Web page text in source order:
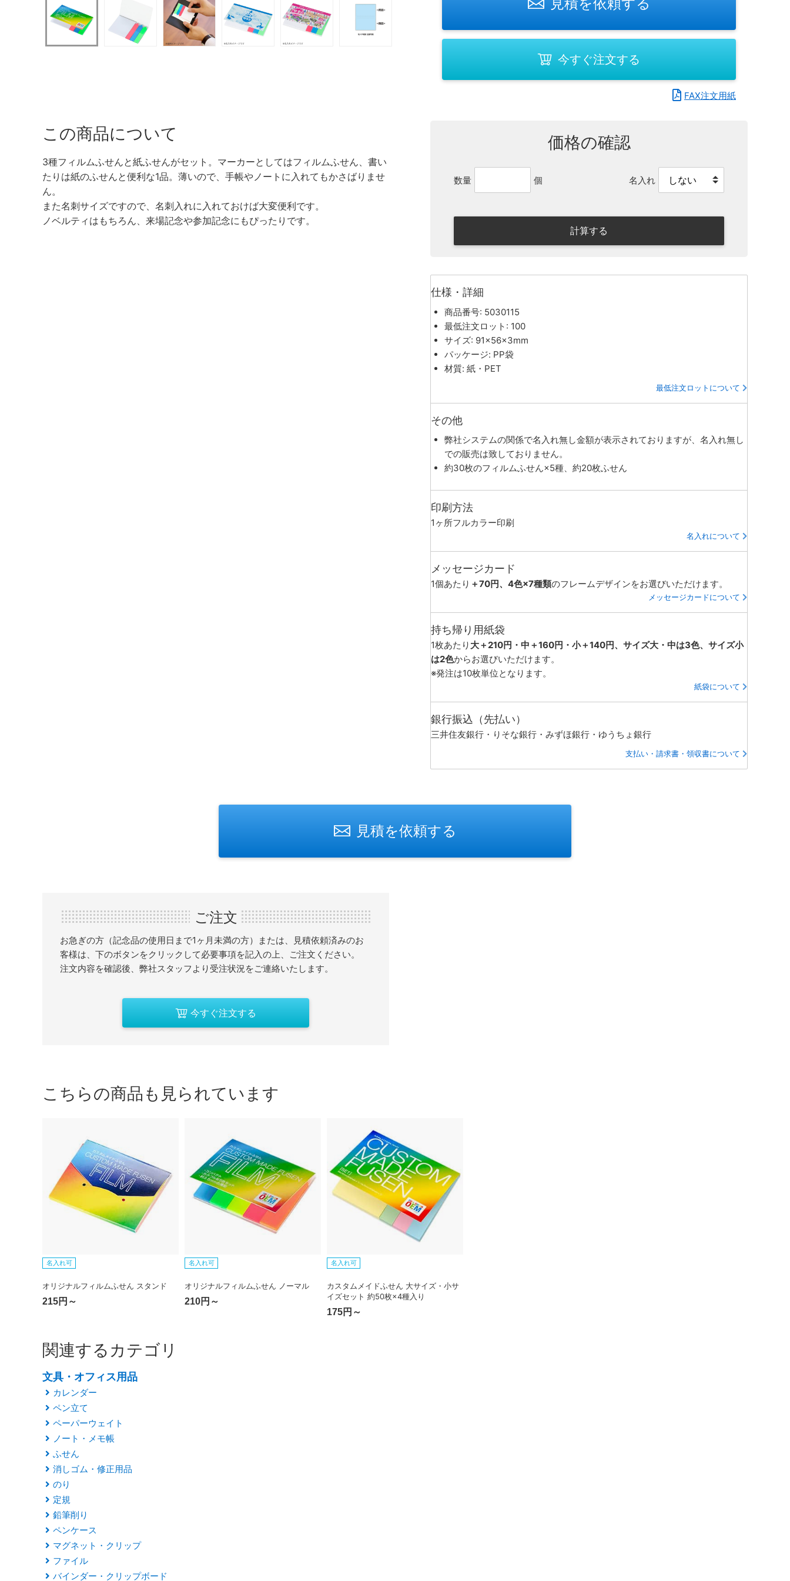
今すぐ注文する
FAX注文用紙
この商品について
3種フィルムふせんと紙ふせんがセット。マーカーとしてはフィルムふせん、書い
たりは紙のふせんと便利な1品。薄いので、手帳やノートに入れてもかさばりませ
ん。
また名刺サイズですので、名刺入れに入れておけば大変便利です。
ノベルティはもちろん、来場記念や参加記念にもぴったりです。
価格の確認
数量 個 名入れ
計算する
仕様・詳細
商品番号: 5030115
最低注文ロット: 100
サイズ: 91×56×3mm
パッケージ: PP袋
材質: 紙・PET
最低注文ロットについて
その他
弊社システムの関係で名入れ無し金額が表示されておりますが、名入れ無し
での販売は致しておりません。
約30枚のフィルムふせん×5種、約20枚ふせん
印刷方法
1ヶ所フルカラー印刷
名入れについて
メッセージカード
1個あたり ＋70円、4色×7種類のフレームデザインをお選びいただけます。
メッセージカードについて
持ち帰り用紙袋
1枚あたり 大＋210円・中＋160円・小＋140円、サイズ大・中は3色、サイズ小
は2色からお選びいただけます。
※発注は10枚単位となります。
紙袋について
銀行振込（先払い）
三井住友銀行・りそな銀行・みずほ銀行・ゆうちょ銀行
支払い・請求書・領収書について
見積を依頼する
ご注文
お急ぎの方（記念品の使用日まで1ヶ月未満の方）または、見積依頼済みのお
客様は、下のボタンをクリックして必要事項を記入の上、ご注文ください。
注文内容を確認後、弊社スタッフより受注状況をご連絡いたします。
今すぐ注文する
こちらの商品も見られています
名入れ可
オリジナルフィルムふせん スタンド
215円～
名入れ可
オリジナルフィルムふせん ノーマル
210円～
名入れ可
カスタムメイドふせん 大サイズ・小サ
イズセット 約50枚×4種入り
175円～
関連するカテゴリ
文具・オフィス用品
カレンダー
ペン立て
ペーパーウェイト
ノート・メモ帳
ふせん
消しゴム・修正用品
のり
定規
鉛筆削り
ペンケース
マグネット・クリップ
ファイル
バインダー・クリップボード